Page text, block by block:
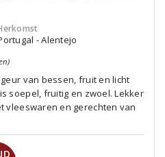
- Alentejo
van bessen, fruit en licht
soepel, fruitig en zwoel. Lekker
vleeswaren en gerechten van